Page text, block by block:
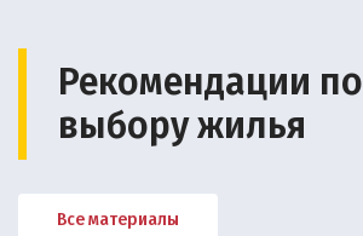
Рекомендации по
выбору жилья
Все материалы